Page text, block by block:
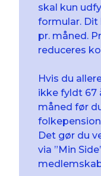
skal kun
formular. Dit
pr. måned.
reduceres
Hvis du
ikke fyldt 67
måned før
Det gør du
via ”Min